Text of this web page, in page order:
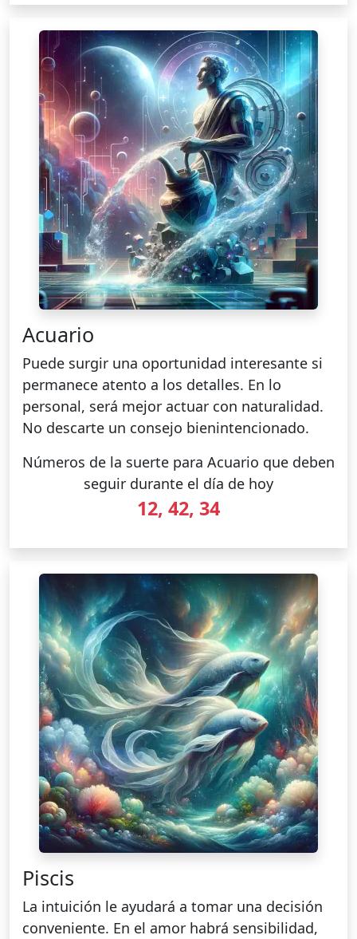
Acuario
Puede surgir una oportunidad interesante si
permanece atento a los detalles. En lo
personal, será mejor actuar con naturalidad.
No descarte un consejo bienintencionado.
Números de la suerte para Acuario que deben
seguir durante el día de hoy
12, 42, 34
Piscis
La intuición le ayudará a tomar una decisión
conveniente. En el amor habrá sensibilidad,